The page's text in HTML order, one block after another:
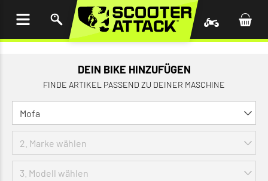
DEIN BIKE HINZUFÜGEN
FINDE ARTIKEL PASSEND ZU DEINER MASCHINE